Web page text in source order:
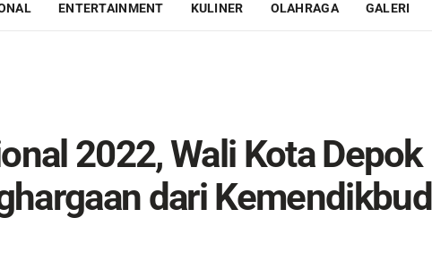
ENTERTAINMENT KULINER OLAHRAGA GALERI
2022, Wali Kota Depok
dari Kemendikbud